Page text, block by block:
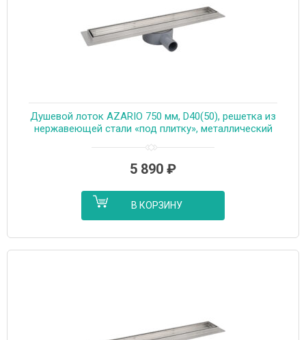
Душевой лоток AZARIO 750 мм, D40(50), решетка из
нержавеющей стали «под плитку», металлический
(AZT3TILE750)
5 890 ₽
В КОРЗИНУ